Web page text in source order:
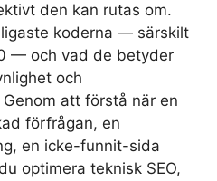
den kan rutas om.
koderna — särskilt
— och vad de betyder
och
att förstå när en
förfrågan, en
en icke-funnit-sida
optimera teknisk SEO,